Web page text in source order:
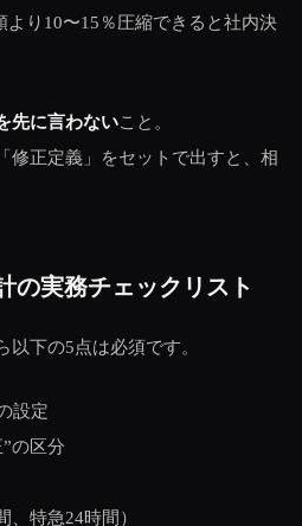
り10〜15％圧縮できると社内決
先に言わないこと。
修正定義」をセットで出すと、相
の実務チェックリスト
下の5点は必須です。
設定
の区分
特急24時間）